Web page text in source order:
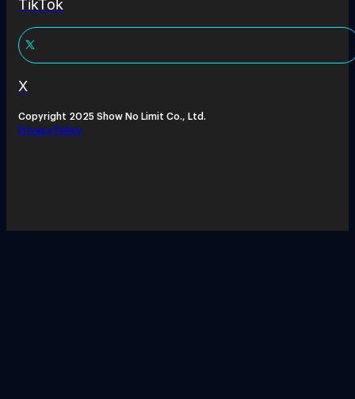
TikTok
X
Copyright 2025 Show No Limit Co., Ltd.
Privacy Policy